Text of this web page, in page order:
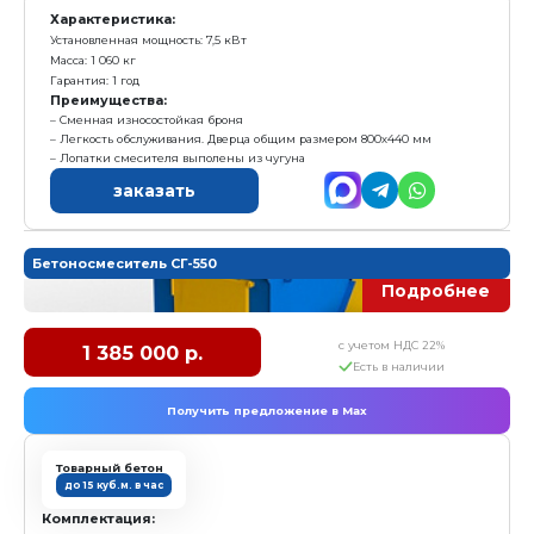
Комплектация:
1. Одновальный горизонтальный смеситель СГ-350
2. Защита смесителя (установлена в смесителе)
3. Чугунные сменные лопатки (установлены на
Характеристика:
Установленная мощность: 7,5кВт
Гарантия: 1 год
Преимущества:
Сменная износостойкая броня
Легкость обслуживания. Дверца общим размером
Лопатки смесителя выполены из чугуна